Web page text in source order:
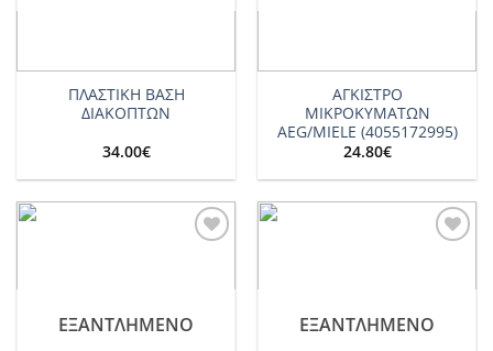
ΠΛΑΣΤΙΚΗ ΒΑΣΗ
ΔΙΑΚΟΠΤΩΝ
34.00€
ΑΓΚΙΣΤΡΟ
ΜΙΚΡΟΚΥΜΑΤΩΝ
AEG/MIELE (4055172995)
24.80€
ΕΞΑΝΤΛΗΜΈΝΟ ΕΞΑΝΤΛΗΜΈΝΟ